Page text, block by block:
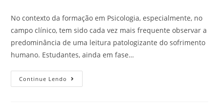
No contexto da formação em Psicologia, especialmente, no
campo clínico, tem sido cada vez mais frequente observar a
predominância de uma leitura patologizante do sofrimento
humano. Estudantes, ainda em fase…
Continue Lendo